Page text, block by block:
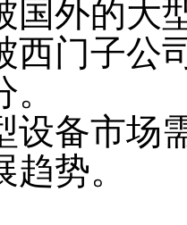
国外的大
西门子公
设备市场
势。